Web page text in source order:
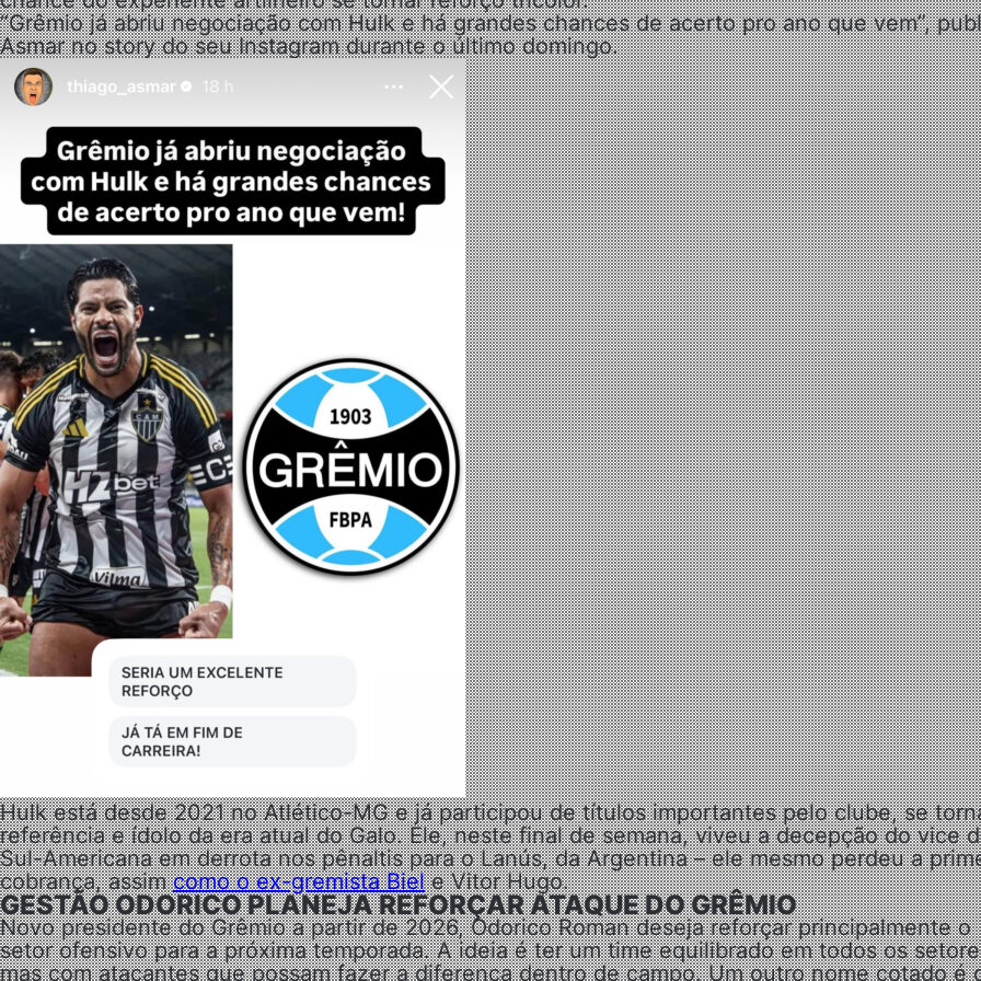
“Grêmio já abriu negociação com Hulk e há grandes chances de acerto pro ano que vem”,
Asmar no story do seu Instagram durante o último domingo.
Hulk está desde 2021 no Atlético-MG e já participou de títulos importantes pelo clube, se
referência e ídolo da era atual do Galo. Ele, neste final de semana, viveu a decepção do vice
Sul-Americana em derrota nos pênaltis para o Lanús, da Argentina – ele mesmo perdeu a
cobrança, assimcomo o ex-gremista Biele Vitor Hugo.
GESTÃO ODORICO PLANEJA REFORÇAR ATAQUE DO GRÊMIO
Novo presidente do Grêmio a partir de 2026, Odorico Roman deseja reforçar principalmente o
setor ofensivo para a próxima temporada. A ideia é ter um time equilibrado em todos os
mas com atacantes que possam fazer a diferença dentro de campo. Um outro nome cotado é